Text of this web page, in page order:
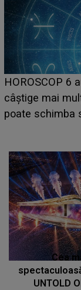
LINE-UP
care deschid
așteptate
Cea
UNTOLD